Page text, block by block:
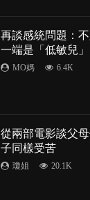
再談感統問題：
一端是「低敏兒」
MO媽 6.4K
從兩部電影談父
子同樣受苦
瓊姐 20.1K